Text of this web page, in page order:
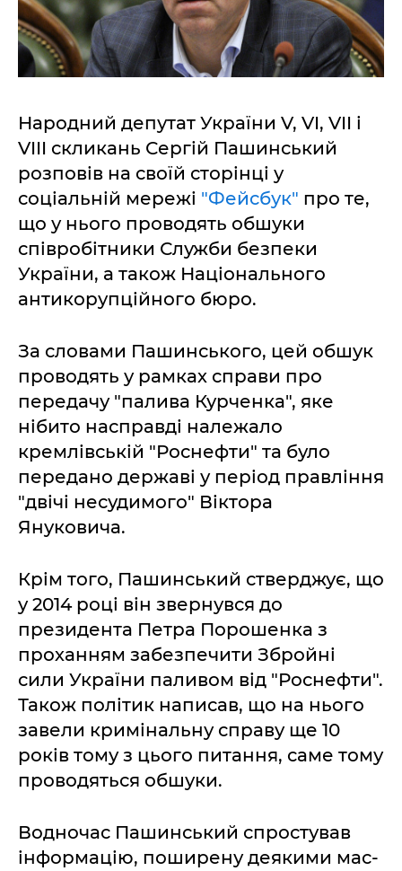
Народний депутат України V, VI, VII і
VIII скликань Сергій Пашинський
розповів на своїй сторінці у
соціальній мережі "Фейсбук" про те,
що у нього проводять обшуки
співробітники Служби безпеки
України, а також Національного
антикорупційного бюро.
За словами Пашинського, цей обшук
проводять у рамках справи про
передачу "палива Курченка", яке
нібито насправді належало
кремлівській "Роснефти" та було
передано державі у період правління
"двічі несудимого" Віктора
Януковича.
Крім того, Пашинський стверджує, що
у 2014 році він звернувся до
президента Петра Порошенка з
проханням забезпечити Збройні
сили України паливом від "Роснефти".
Також політик написав, що на нього
завели кримінальну справу ще 10
років тому з цього питання, саме тому
проводяться обшуки.
Водночас Пашинський спростував
інформацію, поширену деякими мас-